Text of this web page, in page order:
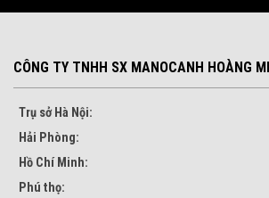
CÔNG TY TNHH SX MANOCANH HOÀNG
Trụ sở Hà Nội:
Hải Phòng:
Hồ Chí Minh:
Phú thọ: